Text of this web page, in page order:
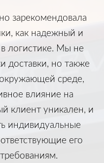
зарекомендовала
как надежный и
логистике. Мы не
доставки, но также
среде,
влияние на
клиент уникален, и
индивидуальные
его